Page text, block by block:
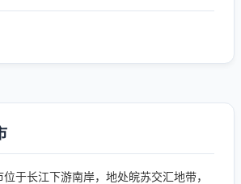
于长江下游南岸，地处皖苏交汇地带，